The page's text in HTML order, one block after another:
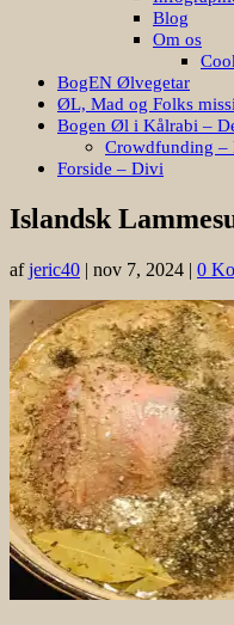
Blog
Om os
BogEN Ølvegetar
ØL, Mad og Folks
Bogen Øl i Kålrabi –
Crowdfunding –
Forside – Divi
Islandsk
afjeric40 | nov 7, 2024 | 0